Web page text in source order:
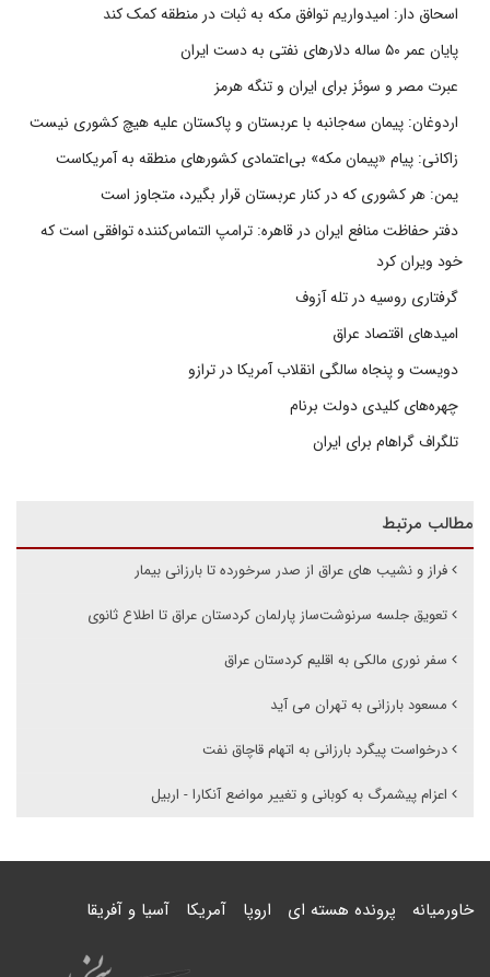
اسحاق دار: امیدواریم توافق مکه به ثبات در منطقه کمک کند
پایان عمر ۵۰ ساله دلارهای نفتی به دست ایران
عبرت مصر و سوئز برای ایران و تنگه هرمز
اردوغان: پیمان سه‌جانبه با عربستان و پاکستان علیه هیچ کشوری نیست
زاکانی: پیام «پیمان مکه» بی‌اعتمادی کشورهای منطقه به آمریکاست
یمن: هر کشوری که در کنار عربستان قرار بگیرد، متجاوز است
دفتر حفاظت منافع ایران در قاهره: ترامپ التماس‌کننده توافقی است که
خود ویران کرد
گرفتاری روسیه در تله آزوف
امیدهای اقتصاد عراق
دویست و پنجاه سالگی انقلاب آمریکا در ترازو
چهره‌های کلیدی دولت برنام
تلگراف گراهام برای ایران
مطالب مرتبط
فراز و نشیب های عراق از صدر سرخورده تا بارزانی بیمار
تعویق جلسه سرنوشت‌ساز پارلمان کردستان عراق تا اطلاع ثانوی
سفر نوری مالکی به اقلیم کردستان عراق
مسعود بارزانی به تهران می آید
درخواست پیگرد بارزانی به اتهام قاچاق نفت
اعزام پیشمرگ به کوبانی و تغییر مواضع آنکارا - اربیل
خاورمیانه پرونده هسته ای اروپا آمریکا آسیا و آفریقا